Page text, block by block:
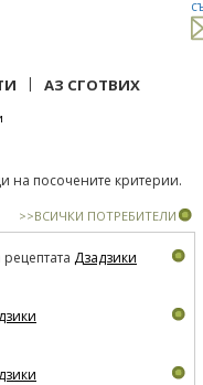
| АЗ СГОТВИХ
на посочените критерии.
>>ВСИЧКИ ПОТРЕБИТЕЛИ
Дзадзики